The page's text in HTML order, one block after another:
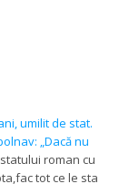
umilit de stat.
„Dacă nu
roman cu
tot ce le sta